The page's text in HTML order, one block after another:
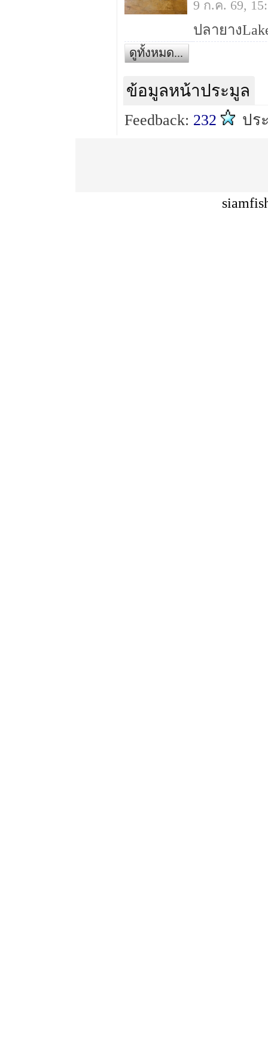
9 ก.ค. 69,
ดูทั้งหมด...
ข้อมูลหน้าประมูล
Feedback: 232 ปร